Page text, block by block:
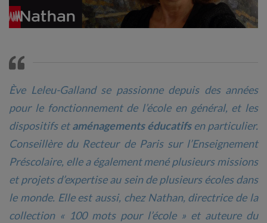
Ève Leleu-Galland se passionne depuis des années
pour le fonctionnement de l’école en général, et les
dispositifs etaménagements éducatifsen particulier.
Conseillère du Recteur de Paris sur l’Enseignement
Préscolaire, elle a également mené plusieurs missions
et projets d’expertise au sein de plusieurs écoles dans
le monde. Elle est aussi, chez Nathan, directrice de la
collection « 100 mots pour l’école» et auteure du